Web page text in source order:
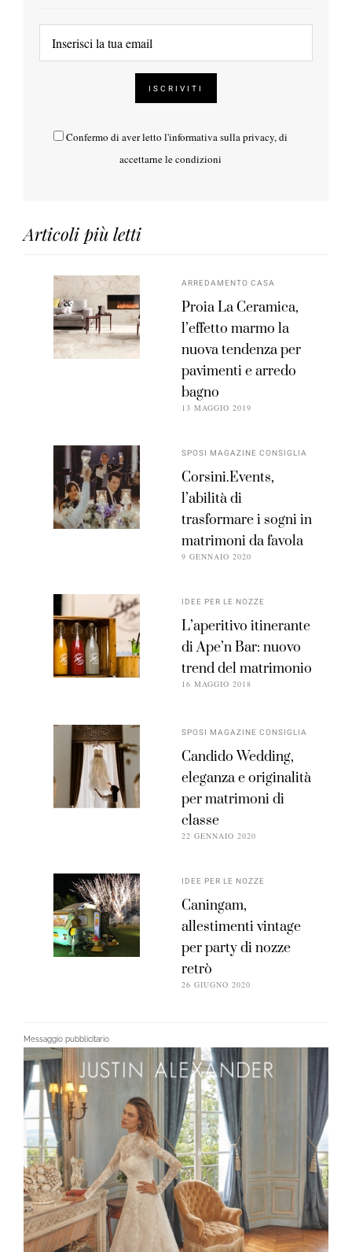
Confermo di aver letto l'informativa sulla privacy, di
accettarne le condizioni
Articoli più letti
ARREDAMENTO CASA
Proia La Ceramica,
l’effetto marmo la
nuova tendenza per
pavimenti e arredo
bagno
13 MAGGIO 2019
SPOSI MAGAZINE CONSIGLIA
Corsini.Events,
l’abilità di
trasformare i sogni in
matrimoni da favola
9 GENNAIO 2020
IDEE PER LE NOZZE
L’aperitivo itinerante
di Ape’n Bar: nuovo
trend del matrimonio
16 MAGGIO 2018
SPOSI MAGAZINE CONSIGLIA
Candido Wedding,
eleganza e originalità
per matrimoni di
classe
22 GENNAIO 2020
IDEE PER LE NOZZE
Caningam,
allestimenti vintage
per party di nozze
retrò
26 GIUGNO 2020
Messaggio pubblicitario